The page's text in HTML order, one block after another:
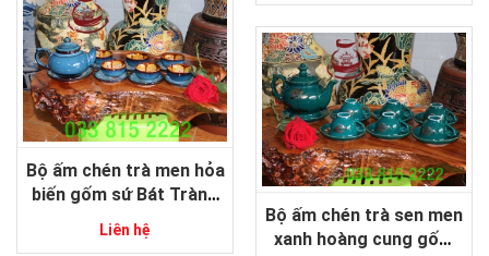
Bộ ấm chén trà men hỏa
biến gốm sứ Bát Tràng
Liên hệ
Bộ ấm chén trà sen men
xanh hoàng cung gốm